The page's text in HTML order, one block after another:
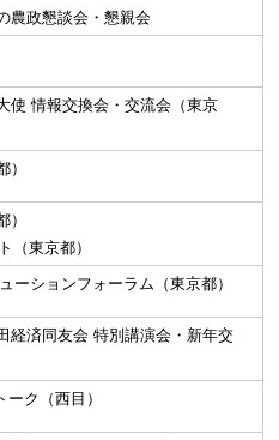
農政懇談会・懇親会
使 情報交換会・交流会（東京
）
）
（東京都）
ーションフォーラム（東京都）
経済同友会 特別講演会・新年交
ク（西目）